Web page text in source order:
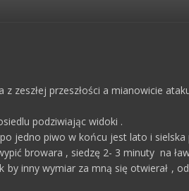
zeszłej przeszłości a mianowicie
podziwiając widoki .
jedno piwo w końcu jest lato i
browara , siedzę 2- 3 minuty na
inny wymiar za mną się otwierał ,